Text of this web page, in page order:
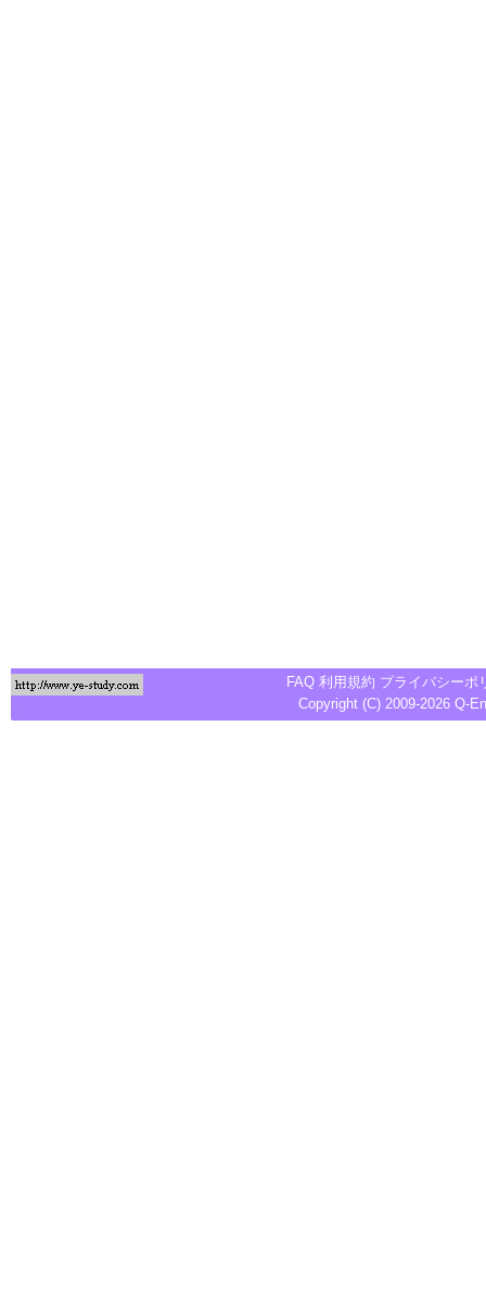
FAQ 利用規約 プライバシーポ
Copyright (C) 2009-2026 Q-